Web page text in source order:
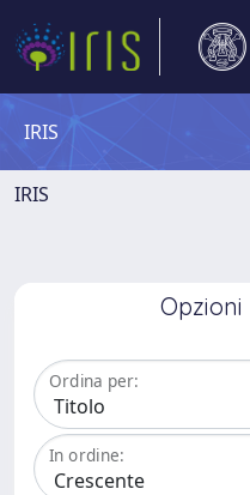
IRIS
IRIS
Opzioni
Ordina per:
In ordine: